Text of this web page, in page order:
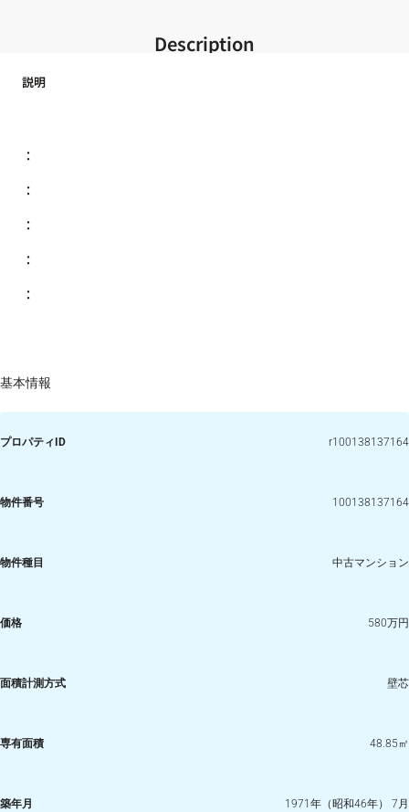
Description
説明
：
：
：
：
：
基本情報
プロパティID r100138137164
物件番号 100138137164
物件種目 中古マンション
価格 580万円
面積計測方式 壁芯
専有面積 48.85㎡
築年月 1971年（昭和46年） 7月